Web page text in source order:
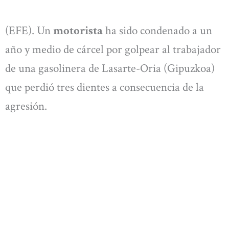
(EFE). Unmotoristaha sido condenado a un
año y medio de cárcel por golpear al trabajador
de una gasolinera de Lasarte-Oria (Gipuzkoa)
que perdió tres dientes a consecuencia de la
agresión.